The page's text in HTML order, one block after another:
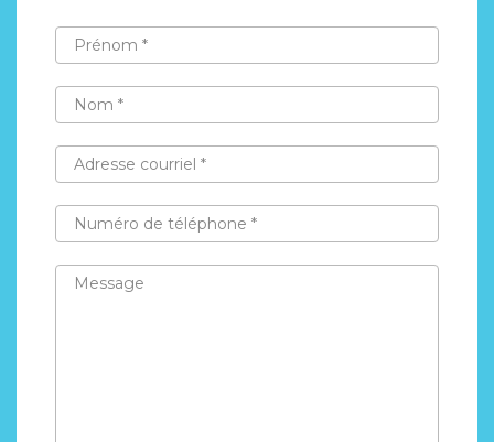
PRÉNOM
NOM
ADRESSE
COURRIEL
*
NUMÉRO
TÉLÉPHONE
*MESSAGE